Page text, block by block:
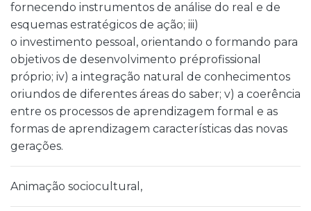
fornecendo instrumentos de análise do real e de
esquemas estratégicos de ação; iii)
o investimento pessoal, orientando o formando para
objetivos de desenvolvimento préprofissional
próprio; iv) a integração natural de conhecimentos
oriundos de diferentes áreas do saber; v) a coerência
entre os processos de aprendizagem formal e as
formas de aprendizagem características das novas
gerações.
Animação sociocultural,